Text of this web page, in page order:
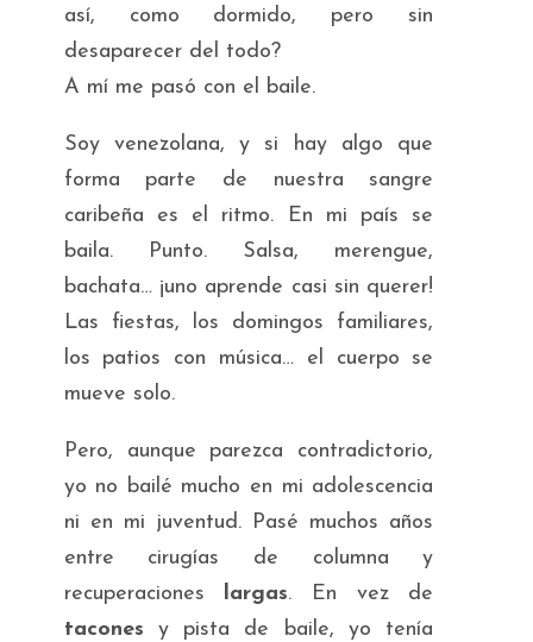
así, como dormido, pero sin
desaparecer del todo?
A mí me pasó con el baile.
Soy venezolana, y si hay algo que
forma parte de nuestra sangre
caribeña es el ritmo. En mi país se
baila. Punto. Salsa, merengue,
bachata… ¡uno aprende casi sin querer!
Las fiestas, los domingos familiares,
los patios con música… el cuerpo se
mueve solo.
Pero, aunque parezca contradictorio,
yo no bailé mucho en mi adolescencia
ni en mi juventud. Pasé muchos años
entre cirugías de columna y
recuperaciones largas. En vez de
tacones y pista de baile, yo tenía